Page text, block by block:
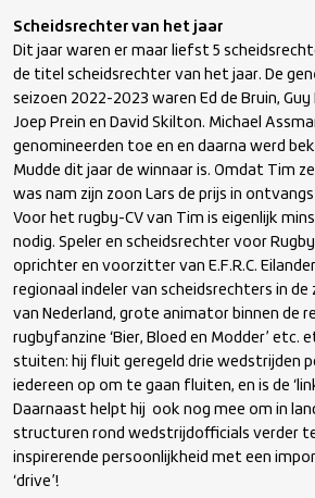
Scheidsrechter van het jaar
Dit jaar waren er maar liefst 5
de titel scheidsrechter van het jaar. De
seizoen 2022-2023 waren Ed de Bruin, Guy
Joep Prein en David Skilton. Michael
genomineerden toe en en daarna werd
Mudde dit jaar de winnaar is. Omdat Tim
was nam zijn zoon Lars de prijs in
Voor het rugby-CV van Tim is eigenlijk
nodig. Speler en scheidsrechter voor
oprichter en voorzitter van E.F.R.C.
regionaal indeler van scheidsrechters in
van Nederland, grote animator binnen de
rugbyfanzine ‘Bier, Bloed en Modder’ etc.
stuiten: hij fluit geregeld drie wedstrijden
iedereen op om te gaan fluiten, en is de
Daarnaast helpt hij ook nog mee om in
structuren rond wedstrijdofficials verder
inspirerende persoonlijkheid met een
‘drive’!